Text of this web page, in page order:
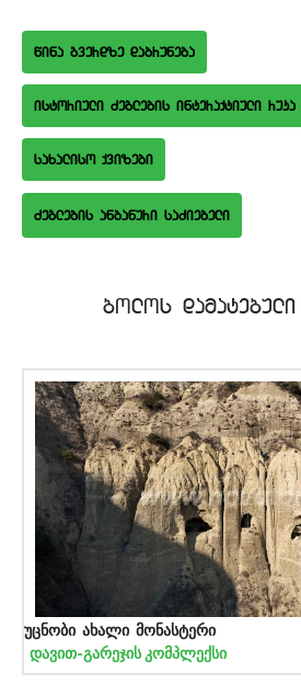
wina gverdze dabruneba
istoriuli Zeglebis interaqtiuli ruka
saxaliso qvizebi
bolos damatebuli
უცნობი ახალი მონასტერი
დავით-გარეჯის კომპლექსი